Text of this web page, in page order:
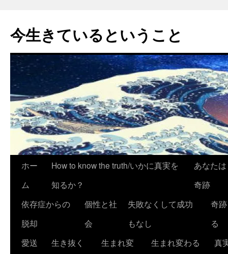
今生きているということ
テ
ツ
ホー
ム
How to know the truth/いかに真実を
知るか？
あなたは
奇跡
依存症からの
脱却
個性と社
会
失敗なくして成功
もなし
奇
る
愛送
生き抜く
生まれ変
生まれ変わる
真